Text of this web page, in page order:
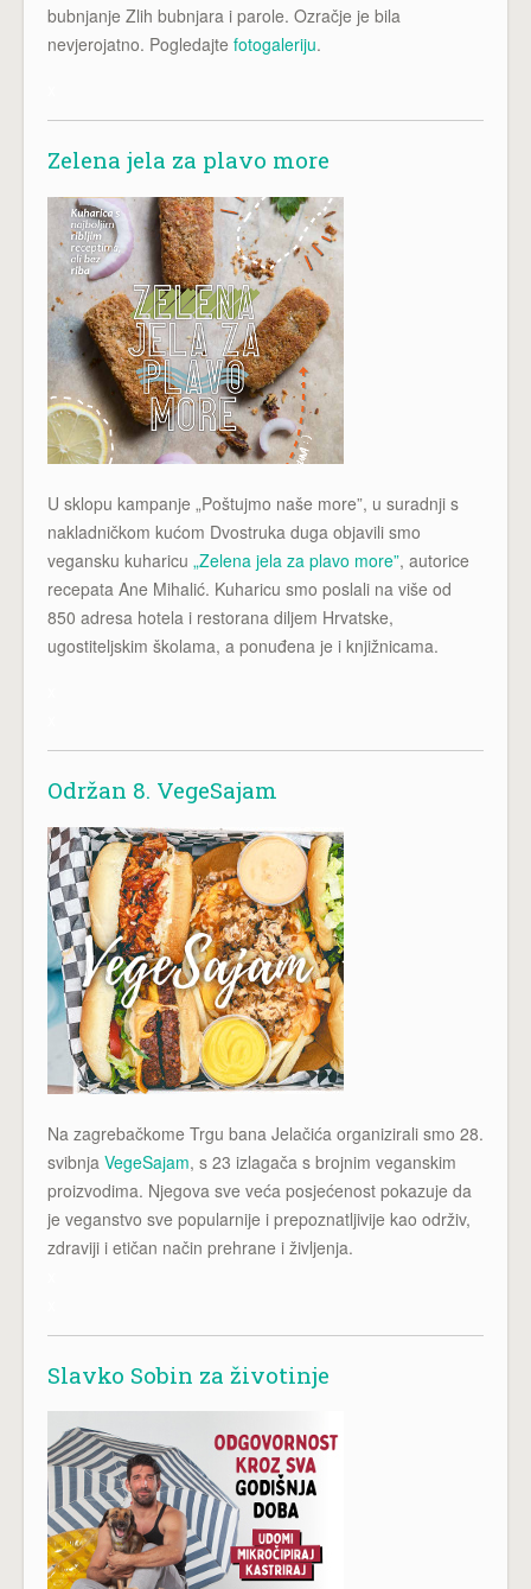
bubnjanje Zlih bubnjara i parole. Ozračje je bila
nevjerojatno. Pogledajte fotogaleriju.
Zelena jela za plavo more
U sklopu kampanje „Poštujmo naše more”, u suradnji s
nakladničkom kućom Dvostruka duga objavili smo
vegansku kuharicu „Zelena jela za plavo more”, autorice
recepata Ane Mihalić. Kuharicu smo poslali na više od
850 adresa hotela i restorana diljem Hrvatske,
ugostiteljskim školama, a ponuđena je i knjižnicama.
Održan 8. VegeSajam
Na zagrebačkome Trgu bana Jelačića organizirali smo 28.
svibnja VegeSajam, s 23 izlagača s brojnim veganskim
proizvodima. Njegova sve veća posjećenost pokazuje da
je veganstvo sve popularnije i prepoznatljivije kao održiv,
zdraviji i etičan način prehrane i življenja.
Slavko Sobin za životinje